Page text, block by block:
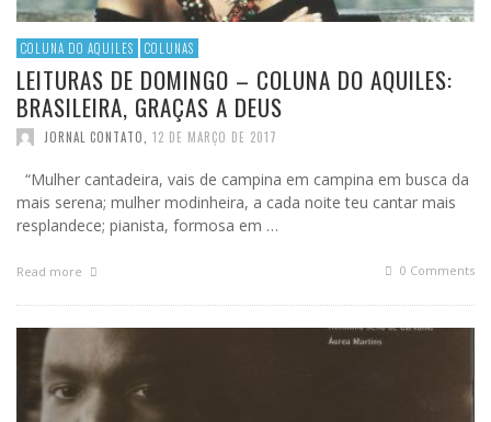
COLUNA DO AQUILES COLUNAS
LEITURAS DE DOMINGO – COLUNA DO AQUILES:
BRASILEIRA, GRAÇAS A DEUS
JORNAL CONTATO, 12 DE MARÇO DE 2017
“Mulher cantadeira, vais de campina em campina em busca da
mais serena; mulher modinheira, a cada noite teu cantar mais
resplandece; pianista, formosa em …
Read more 0 Comments